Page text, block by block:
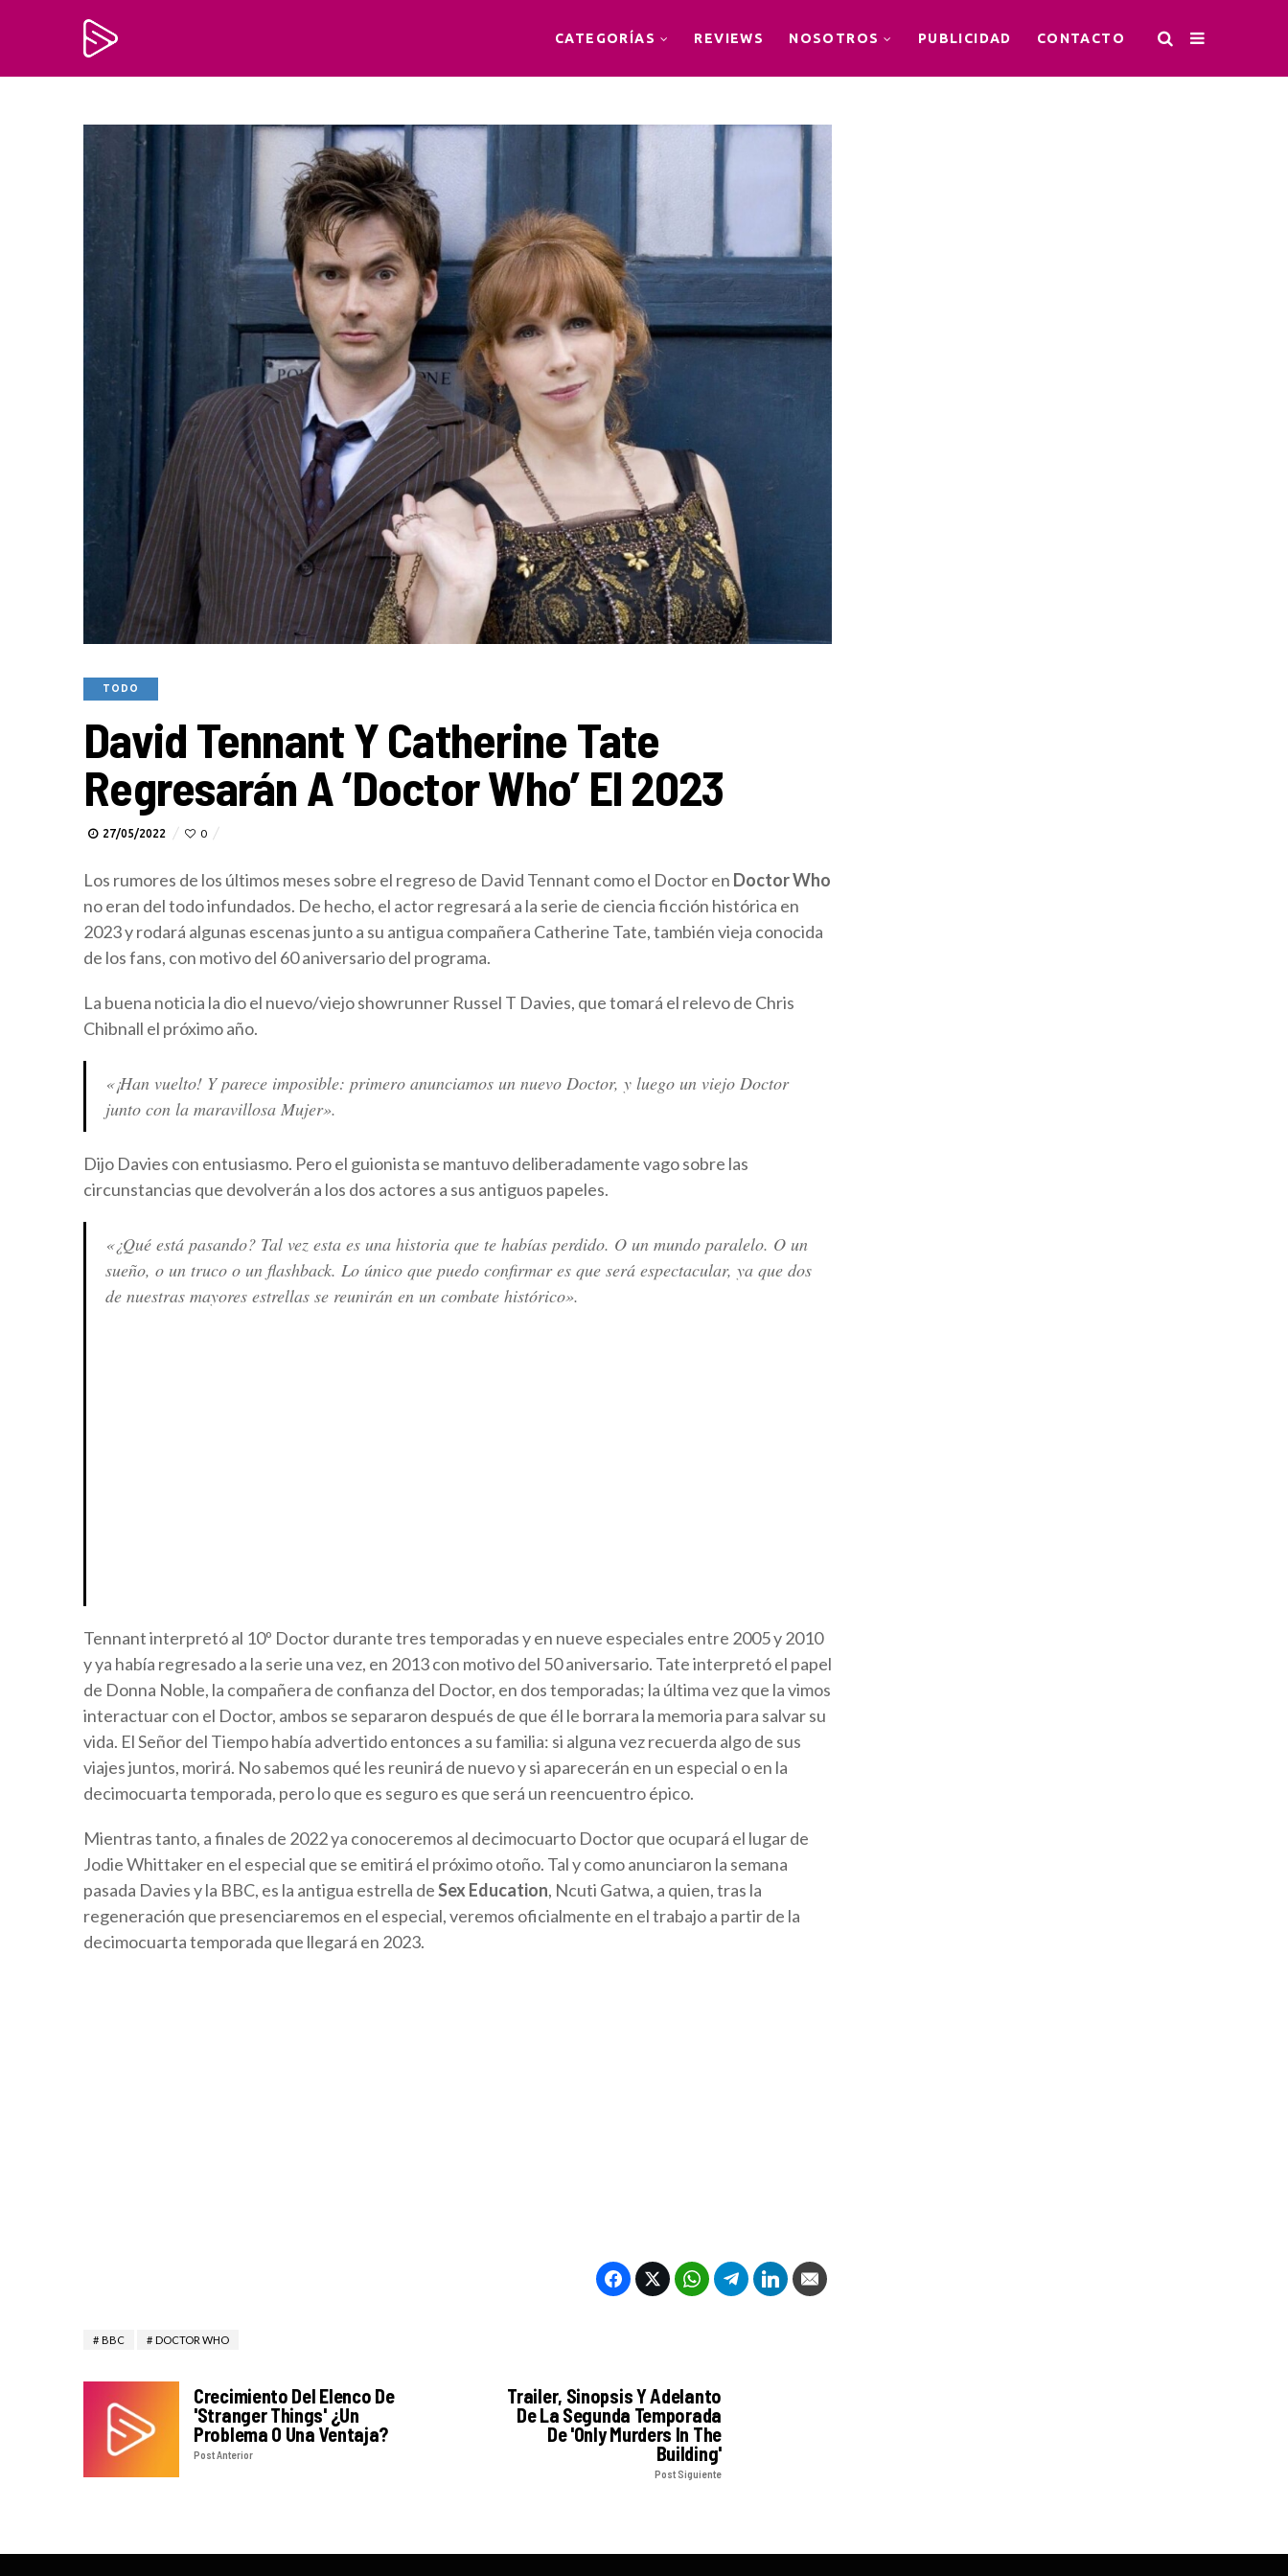
CATEGORÍAS REVIEWS NOSOTROS PUBLICIDAD CONTACTO
TODO
David Tennant Y Catherine Tate
Regresarán A ‘Doctor Who’ El 2023
27/05/2022 0
Los rumores de los últimos meses sobre el regreso de David Tennant como el Doctor en Doctor Who
no eran del todo infundados. De hecho, el actor regresará a la serie de ciencia ficción histórica en
2023 y rodará algunas escenas junto a su antigua compañera Catherine Tate, también vieja conocida
de los fans, con motivo del 60 aniversario del programa.
La buena noticia la dio el nuevo/viejo showrunner Russel T Davies, que tomará el relevo de Chris
Chibnall el próximo año.
«¡Han vuelto! Y parece imposible: primero anunciamos un nuevo Doctor, y luego un viejo Doctor
junto con la maravillosa Mujer».
Dijo Davies con entusiasmo. Pero el guionista se mantuvo deliberadamente vago sobre las
circunstancias que devolverán a los dos actores a sus antiguos papeles.
«¿Qué está pasando? Tal vez esta es una historia que te habías perdido. O un mundo paralelo. O un
sueño, o un truco o un flashback. Lo único que puedo confirmar es que será espectacular, ya que dos
de nuestras mayores estrellas se reunirán en un combate histórico».
Tennant interpretó al 10º Doctor durante tres temporadas y en nueve especiales entre 2005 y 2010
y ya había regresado a la serie una vez, en 2013 con motivo del 50 aniversario. Tate interpretó el papel
de Donna Noble, la compañera de confianza del Doctor, en dos temporadas; la última vez que la vimos
interactuar con el Doctor, ambos se separaron después de que él le borrara la memoria para salvar su
vida. El Señor del Tiempo había advertido entonces a su familia: si alguna vez recuerda algo de sus
viajes juntos, morirá. No sabemos qué les reunirá de nuevo y si aparecerán en un especial o en la
decimocuarta temporada, pero lo que es seguro es que será un reencuentro épico.
Mientras tanto, a finales de 2022 ya conoceremos al decimocuarto Doctor que ocupará el lugar de
Jodie Whittaker en el especial que se emitirá el próximo otoño. Tal y como anunciaron la semana
pasada Davies y la BBC, es la antigua estrella deSex Education, Ncuti Gatwa, a quien, tras la
regeneración que presenciaremos en el especial, veremos oficialmente en el trabajo a partir de la
decimocuarta temporada que llegará en 2023.
BBC DOCTOR WHO
Crecimiento Del Elenco De
'Stranger Things' ¿Un
Problema O Una Ventaja?
Post Anterior
Trailer, Sinopsis Y Adelanto
De La Segunda Temporada
De 'Only Murders In The
Building'
Post Siguiente